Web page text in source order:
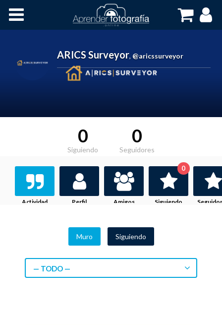
ARICS Surveyor, @aricssurveyor
0
Siguiendo
0
Seguidores
Actividad Perfil Amigos Siguiendo
0
Muro Siguiendo
— TODO —